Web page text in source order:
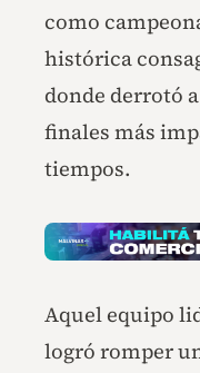
como
histórica
donde derrotó
finales más
tiempos.
Aquel equipo
logró romper